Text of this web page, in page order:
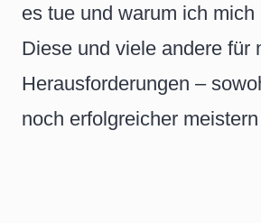
es tue und warum ich
Diese und viele andere für
Herausforderungen –
noch erfolgreicher